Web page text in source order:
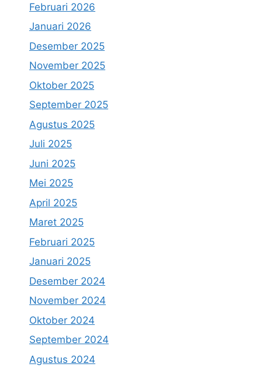
Februari 2026
Januari 2026
Desember 2025
November 2025
Oktober 2025
September 2025
Agustus 2025
Juli 2025
Juni 2025
Mei 2025
April 2025
Maret 2025
Februari 2025
Januari 2025
Desember 2024
November 2024
Oktober 2024
September 2024
Agustus 2024